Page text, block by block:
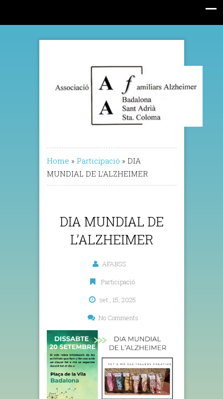
Home » Participació » DIA
MUNDIAL DE L’ALZHEIMER
DIA MUNDIAL DE
L’ALZHEIMER
AFABSS
Participació
set., 15, 2025
No Comments